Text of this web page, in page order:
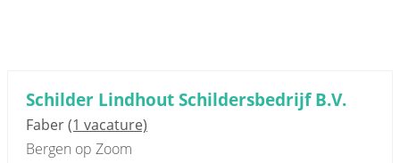
Schilder Lindhout Schildersbedrijf B.V.
Faber(1 vacature)
Bergen op Zoom